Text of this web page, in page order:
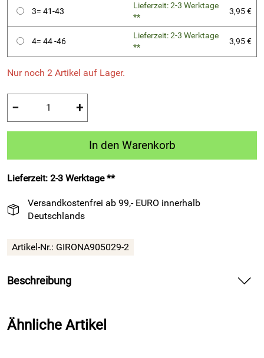
3= 41-43
Lieferzeit: 2-3 Werktage
**
3,95 €
4= 44 -46
Lieferzeit: 2-3 Werktage
**
3,95 €
Nur noch 2 Artikel auf Lager.
− +
In den Warenkorb
Lieferzeit: 2-3 Werktage **
Versandkostenfrei ab 99,- EURO innerhalb
Deutschlands
Artikel-Nr.: GIRONA905029-2
Beschreibung
Patrick Teamsport Belgien bieten dynamischen Halt und
angenehme Atmungsaktivität.
Ähnliche Artikel